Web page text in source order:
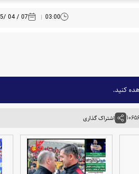
03:00
07 / 04 /1405
اشتراک گذاری